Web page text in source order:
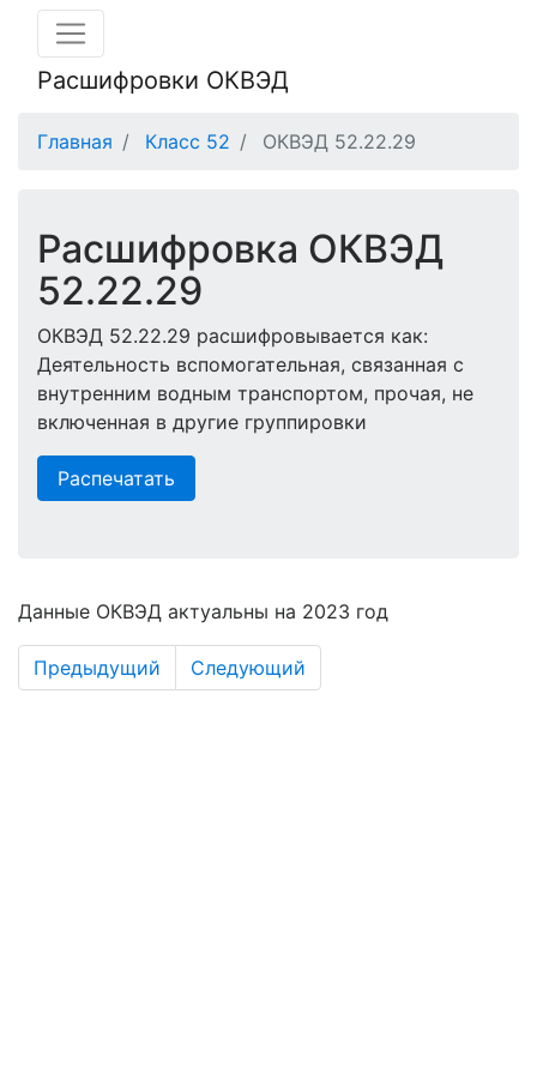
Расшифровки ОКВЭД
Главная Класс 52 ОКВЭД 52.22.29
Расшифровка ОКВЭД
52.22.29
ОКВЭД 52.22.29 расшифровывается как:
Деятельность вспомогательная, связанная с
внутренним водным транспортом, прочая, не
включенная в другие группировки
Распечатать
Данные ОКВЭД актуальны на 2023 год
Предыдущий Следующий